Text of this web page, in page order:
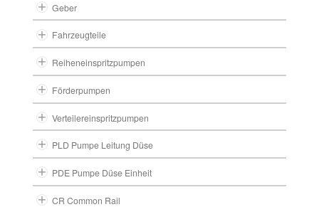
Geber
Fahrzeugteile
Reiheneinspritzpumpen
Förderpumpen
Verteilereinspritzpumpen
PLD Pumpe Leitung Düse
PDE Pumpe Düse Einheit
CR Common Rail